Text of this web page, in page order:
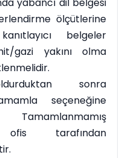
ölçütlerine
belgeler
gazi yakını olma
sonra
seçeneğine
ofis tarafından